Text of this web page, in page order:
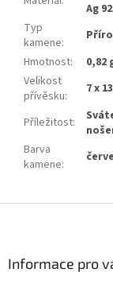
Ag
Typ
kamene:
Hmotnost:
0,82
Velikost
přívěsku: 7 x
Příležitost:
Barva
kamene:
Informace pro